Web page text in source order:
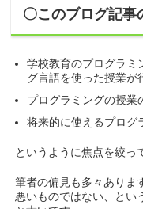
〇このブログ記事
学校教育のプログラミ
グ言語を使った授業が
プログラミングの授業
将来的に使えるプログ
というように焦点を絞っ
筆者の偏見も多々ありま
悪いものではない、とい